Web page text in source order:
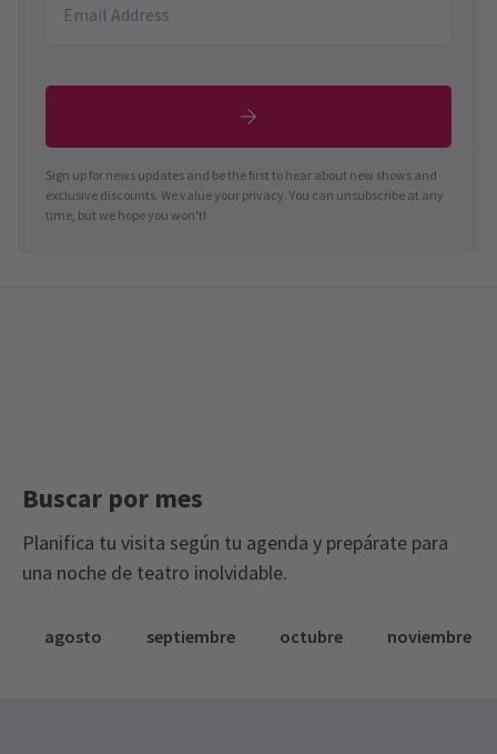
Sign up for news updates and be the first to hear about new shows and
exclusive discounts. We value your privacy. You can unsubscribe at any
time, but we hope you won't!
Buscar por mes
Planifica tu visita según tu agenda y prepárate para
una noche de teatro inolvidable.
agosto septiembre octubre noviembre